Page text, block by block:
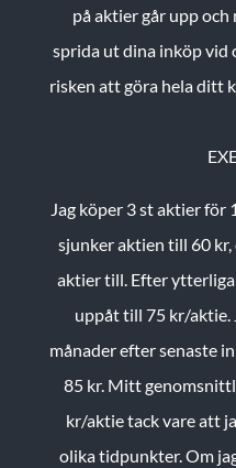
på aktier går upp
sprida ut dina inköp
risken att göra hela ditt
Jag köper 3 st aktier för
sjunker aktien till 60 kr,
aktier till. Efter
uppåt till 75 kr/aktie.
månader efter senaste
85 kr. Mitt
kr/aktie tack vare att
olika tidpunkter. Om